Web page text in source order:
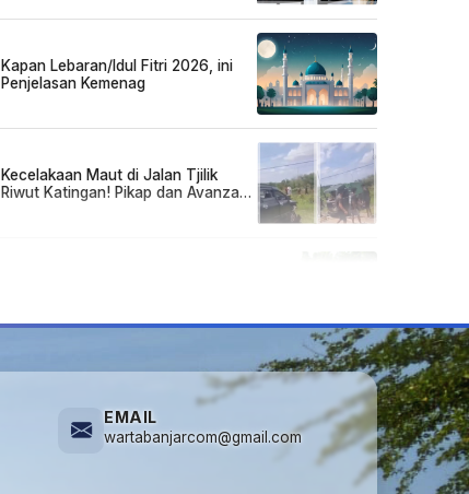
Kapan Lebaran/Idul Fitri 2026, ini
Penjelasan Kemenag
Kecelakaan Maut di Jalan Tjilik
Riwut Katingan! Pikap dan Avanza
EMAIL
wartabanjarcom@gmail.com